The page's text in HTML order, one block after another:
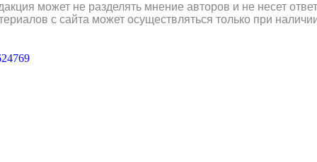
может не разделять мнение авторов и не несет
с сайта может осуществляться только при